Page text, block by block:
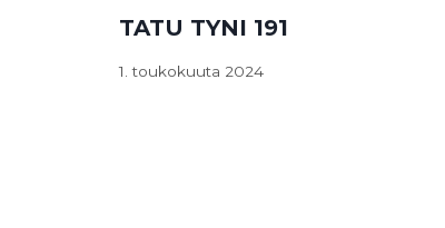
TATU TYNI 191
1. toukokuuta 2024